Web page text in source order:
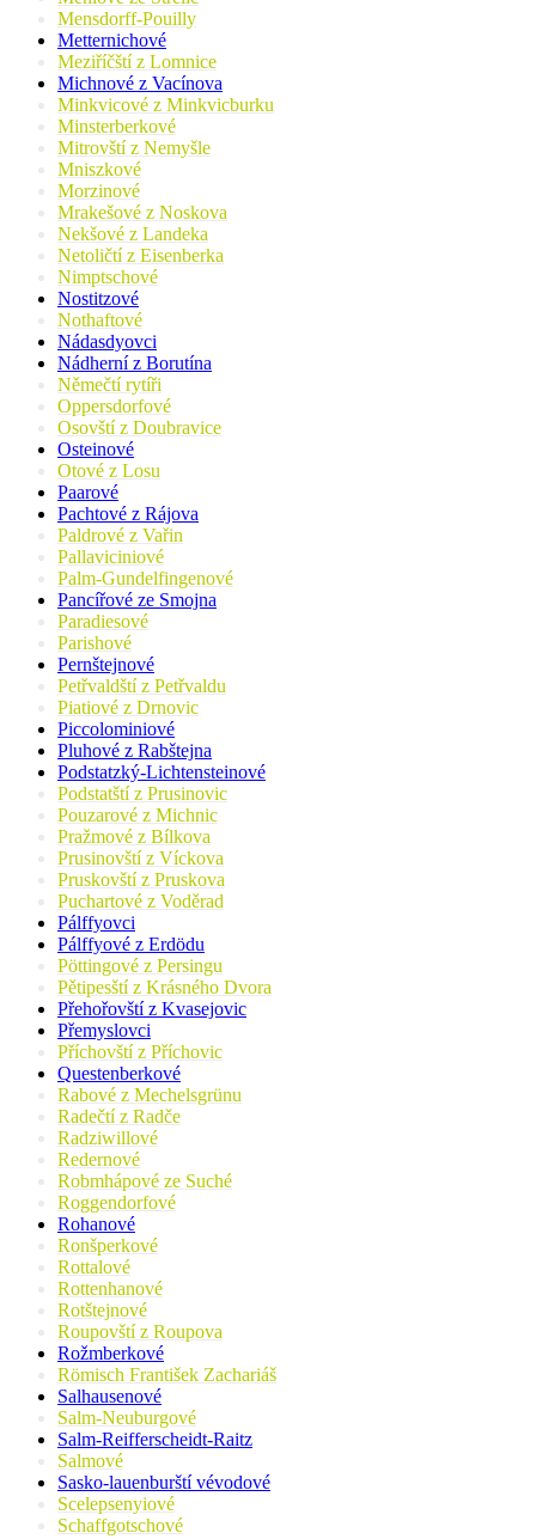
Mensdorff-Pouilly
Metternichové
Meziříčští z Lomnice
Michnové z Vacínova
Minkvicové z Minkvicburku
Minsterberkové
Mitrovští z Nemyšle
Mniszkové
Morzinové
Mrakešové z Noskova
Nekšové z Landeka
Netoličtí z Eisenberka
Nimptschové
Nostitzové
Nothaftové
Nádasdyovci
Nádherní z Borutína
Němečtí rytíři
Oppersdorfové
Osovští z Doubravice
Osteinové
Otové z Losu
Paarové
Pachtové z Rájova
Paldrové z Vařin
Pallaviciniové
Palm-Gundelfingenové
Pancířové ze Smojna
Paradiesové
Parishové
Pernštejnové
Petřvaldští z Petřvaldu
Piatiové z Drnovic
Piccolominiové
Pluhové z Rabštejna
Podstatzký-Lichtensteinové
Podstatští z Prusinovic
Pouzarové z Michnic
Pražmové z Bílkova
Prusinovští z Víckova
Pruskovští z Pruskova
Puchartové z Voděrad
Pálffyovci
Pálffyové z Erdödu
Pöttingové z Persingu
Pětipesští z Krásného Dvora
Přehořovští z Kvasejovic
Přemyslovci
Příchovští z Příchovic
Questenberkové
Rabové z Mechelsgrünu
Radečtí z Radče
Radziwillové
Redernové
Robmhápové ze Suché
Roggendorfové
Rohanové
Ronšperkové
Rottalové
Rottenhanové
Rotštejnové
Roupovští z Roupova
Rožmberkové
Römisch František Zachariáš
Salhausenové
Salm-Neuburgové
Salm-Reifferscheidt-Raitz
Salmové
Sasko-lauenburští vévodové
Scelepsenyiové
Schaffgotschové